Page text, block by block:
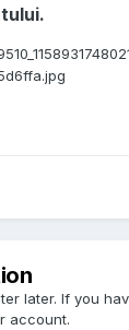
later. If you
account.